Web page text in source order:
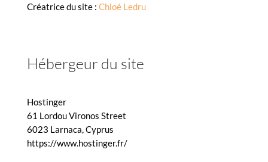
Créatrice du site : Chloé Ledru
Hébergeur du site
Hostinger
61 Lordou Vironos Street
6023 Larnaca, Cyprus
https://www.hostinger.fr/